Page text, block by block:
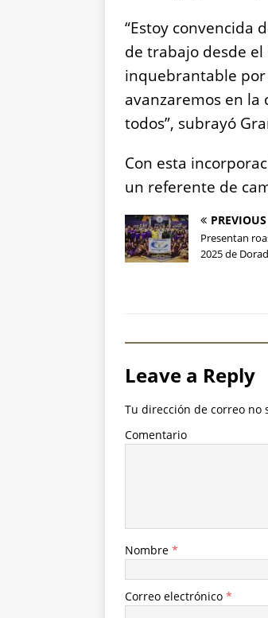
“Estoy convencida
de trabajo desde
inquebrantable
avanzaremos en la
todos”, subrayó
Con esta
un referente de
PREVIOUS
Presentan
2025 de
Leave a Reply
Tu dirección de correo no
Comentario
Nombre *
Correo electrónico *